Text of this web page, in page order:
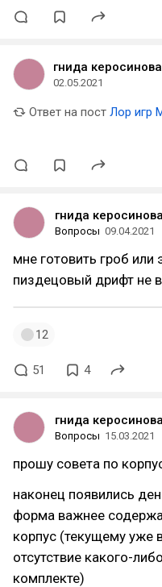
гнида
02.05.2021
Ответ на пост Лор игр
гнида
Вопросы 09.04.2021
мне готовить гроб или
пиздецовый дрифт не
12
51 4
гнида
Вопросы 15.03.2021
прошу совета по
наконец появились
форма важнее
корпус (текущему уже
отсутствие какого-
комплекте)